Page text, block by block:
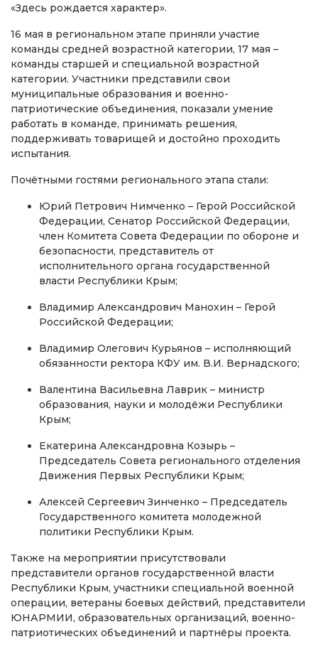
«Здесь рождается характер».
16 мая в региональном этапе приняли участие
команды средней возрастной категории, 17 мая –
команды старшей и специальной возрастной
категории. Участники представили свои
муниципальные образования и военно-
патриотические объединения, показали умение
работать в команде, принимать решения,
поддерживать товарищей и достойно проходить
испытания.
Почётными гостями регионального этапа стали:
Юрий Петрович Нимченко – Герой Российской
Федерации, Сенатор Российской Федерации,
член Комитета Совета Федерации по обороне и
безопасности, представитель от
исполнительного органа государственной
власти Республики Крым;
Владимир Александрович Манохин – Герой
Российской Федерации;
Владимир Олегович Курьянов – исполняющий
обязанности ректора КФУ им. В.И. Вернадского;
Валентина Васильевна Лаврик – министр
образования, науки и молодёжи Республики
Крым;
Екатерина Александровна Козырь –
Председатель Совета регионального отделения
Движения Первых Республики Крым;
Алексей Сергеевич Зинченко – Председатель
Государственного комитета молодежной
политики Республики Крым.
Также на мероприятии присутствовали
представители органов государственной власти
Республики Крым, участники специальной военной
операции, ветераны боевых действий, представители
ЮНАРМИИ, образовательных организаций, военно-
патриотических объединений и партнёры проекта.